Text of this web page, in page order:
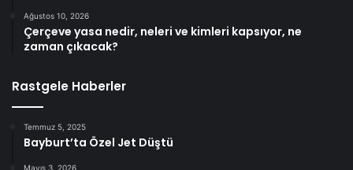
Ağustos 10, 2026
Çerçeve yasa nedir, neleri ve kimleri kapsıyor, ne
zaman çıkacak?
Rastgele Haberler
Temmuz 5, 2025
Bayburt’ta Özel Jet Düştü
Mayıs 3, 2026